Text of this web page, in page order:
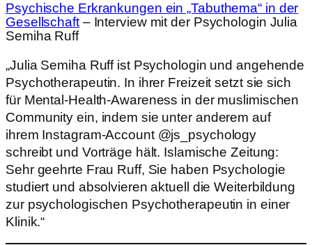
Psychische Erkrankungen ein „Tabuthema“ in der
Gesellschaft– Interview mit der Psychologin Julia
Semiha Ruff
„Julia Semiha Ruff ist Psychologin und angehende
Psychotherapeutin. In ihrer Freizeit setzt sie sich
für Men­tal-Health-Awareness in der muslimi­schen
Community ein, indem sie unter anderem auf
ihrem Instagram-Account @js_psychology
schreibt und Vorträge hält. Islamische Zeitung:
Sehr geehrte Frau Ruff, Sie haben Psychologie
studiert und absolvieren aktuell die Weiterbildung
zur psy­chologischen Psychotherapeutin in einer
Klinik.“